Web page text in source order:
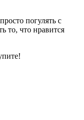
погулять с
то, что нравится